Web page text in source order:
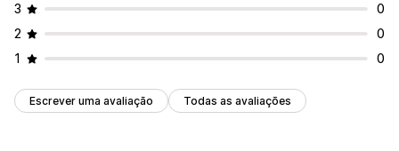
3
0
2
0
1
0
Escrever uma avaliação Todas as avaliações